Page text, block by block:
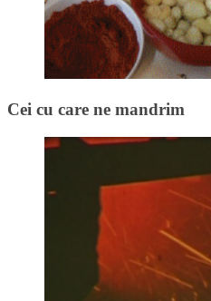
Cei cu care ne mandrim